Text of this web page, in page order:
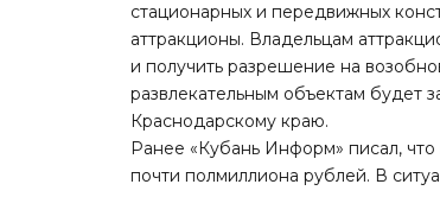
стационарных и передвижных
аттракционы. Владельцам
и получить разрешение на
развлекательным объектам будет
Краснодарскому краю.
Ранее «Кубань Информ» писал,
почти полмиллиона рублей. В